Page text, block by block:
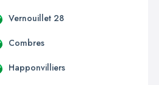
Vernouillet 28
Combres
Happonvilliers